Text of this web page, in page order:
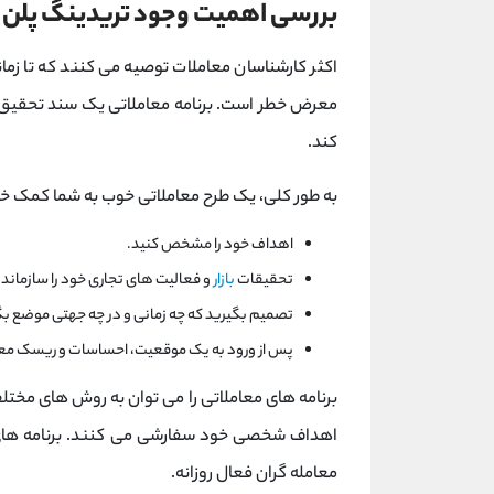
بررسی اهمیت وجود تریدینگ پلن
اکثر کارشناسان معاملات توصیه می کنند که تا
معرض خطر است. برنامه معاملاتی یک سند
کند.
به طور کلی، یک طرح معاملاتی خوب به شما کمک
اهداف خود را مشخص کنید.
تحقیقاتبازارو فعالیت های تجاری خود را
تصمیم بگیرید که چه زمانی و در چه جهتی موضع
پس از ورود به یک موقعیت، احساسات و ریسک
برنامه های معاملاتی را می توان به روش های
اهداف شخصی خود سفارشی می کنند. برنامه
معامله گران فعال روزانه.